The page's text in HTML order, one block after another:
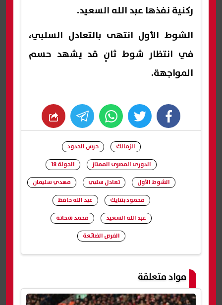
ركنية نفذها عبد الله السعيد.
الشوط الأول انتهى بالتعادل السلبي،
في انتظار شوط ثانٍ قد يشهد حسم
المواجهة.
facebook
twitter
whats
الزمالك
حرس الحدود
الدورى المصرى الممتاز
الجولة 18
الشوط الأول
تعادل سلبي
مهدي سليمان
محمود بنتايك
عبد الله حافظ
عبد الله السعيد
محمد شحاتة
الفرص الضائعة
مواد متعلقة